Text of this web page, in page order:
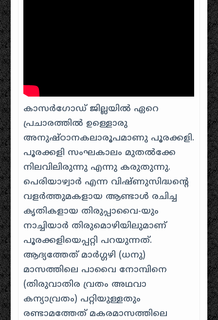
കാസർഗോഡ് ജില്ലയിൽ ഏറെ
പ്രചാരത്തിൽ ഉള്ളൊരു
അനുഷ്ഠാനകലാരൂപമാണു പൂരക്കളി.
പൂരക്കളി സംഘകാലം മുതൽക്കേ
നിലവിലിരുന്നു എന്നു കരുതുന്നു.
പെരിയാഴ്വാർ എന്ന വിഷ്ണുസിദ്ധന്റെ
വളർത്തുമകളായ ആണ്ടാൾ രചിച്ച
കൃതികളായ തിരുപ്പാവൈ-യും
നാച്ചിയാർ തിരുമൊഴിയിലുമാണ്‌
പൂരക്കളിയെപ്പറ്റി പറയുന്നത്.
ആദ്യത്തേത് മാർഗ്ഗഴി (ധനു)
മാസത്തിലെ പാവൈ നോമ്പിനെ
(തിരുവാതിര വ്രതം അഥവാ
കന്യാവ്രതം) പറ്റിയുള്ളതും
രണ്ടാമത്തേത് മകരമാസത്തിലെ